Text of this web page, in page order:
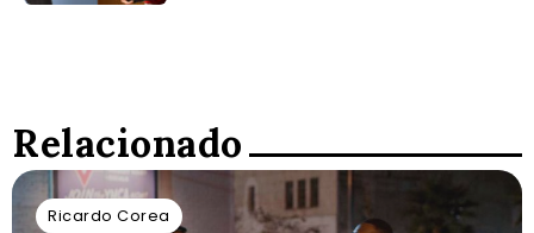
Relacionado
Ricardo Corea